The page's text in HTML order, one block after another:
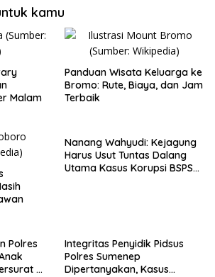
kamu
Malam
Panduan Wisata Keluarga ke
Bromo: Rute, Biaya, dan Jam
Terbaik
Nanang Wahyudi: Kejagung
Harus Usut Tuntas Dalang
Utama Kasus Korupsi BSPS
Polres
ke
Integritas Penyidik Pidsus
Polres Sumenep
Dipertanyakan, Kasus